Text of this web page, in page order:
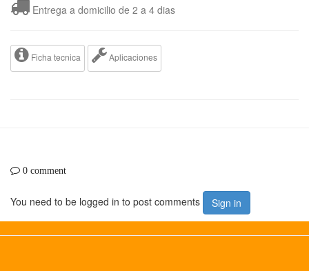
Entrega a domicilio de 2 a 4 dias
Ficha tecnica Aplicaciones
0 comment
You need to be logged in to post comments Sign in